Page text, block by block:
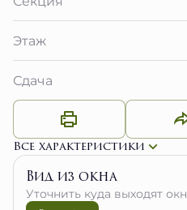
Все характеристики
Вид из окна
Уточнить куда выходят окна
Заказать